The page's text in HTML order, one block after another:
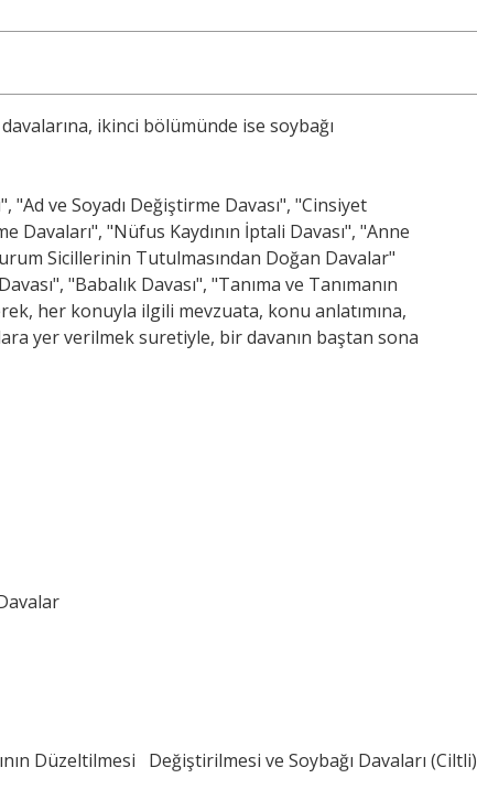
ikinci bölümünde ise soybağı
"Ad ve Soyadı Değiştirme Davası", "Cinsiyet
Davaları", "Nüfus Kaydının İptali Davası", "Anne
Sicillerinin Tutulmasından Doğan Davalar"
"Babalık Davası", "Tanıma ve Tanımanın
her konuyla ilgili mevzuata, konu anlatımına,
yer verilmek suretiyle, bir davanın baştan sona
Düzeltilmesi Değiştirilmesi ve Soybağı Davaları (Ciltli)